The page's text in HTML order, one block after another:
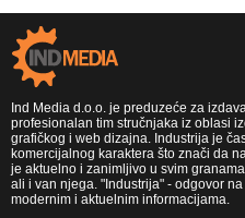
Ind Media d.o.o. je preduzeće za
profesionalan tim stručnjaka iz oblasi
grafičkog i web dizajna. Industrija je
komercijalnog karaktera što znači da
je aktuelno i zanimljivo u svim
ali i van njega. "Industrija" - odgovor
modernim i aktuelnim informacijama.